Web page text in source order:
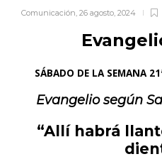
Comunicación, 26 agosto, 2024
SÁBADO DE LA SEMANA
Evangelio según
“Allí habrá